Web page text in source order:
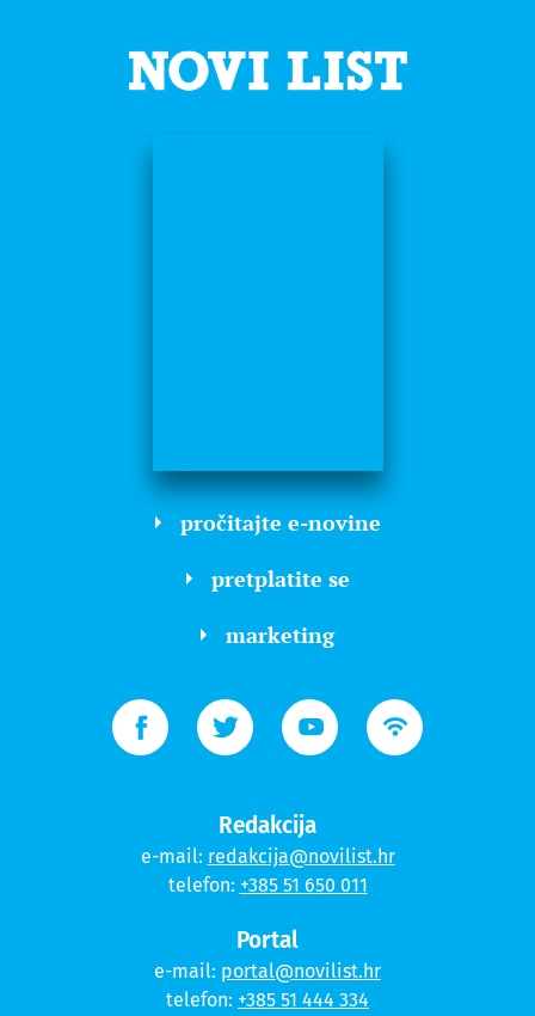
pročitajte e-novine
pretplatite se
marketing
Redakcija
e-mail: redakcija@novilist.hr
telefon: +385 51 650 011
Portal
e-mail: portal@novilist.hr
telefon: +385 51 444 334